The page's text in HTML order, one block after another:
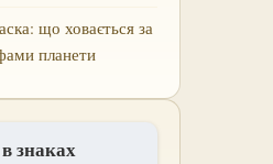
що ховається за
планети
знаках